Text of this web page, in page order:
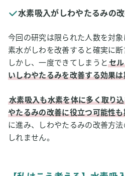
水素吸入がしわやたるみの
今回の研究は限られた人数を対
素水がしわを改善すると確実に断
しかし、一度できてしまうとセ
いしわやたるみを改善する効果
水素吸入も水素を体に多く取り
やたるみの改善に役立つ可能性
に進み、しわやたるみの改善方
しれません。